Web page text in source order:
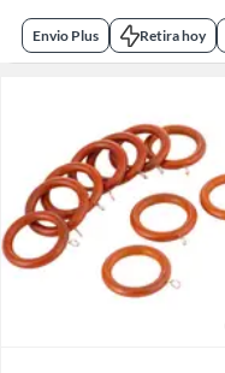
Envio Plus Retira hoy